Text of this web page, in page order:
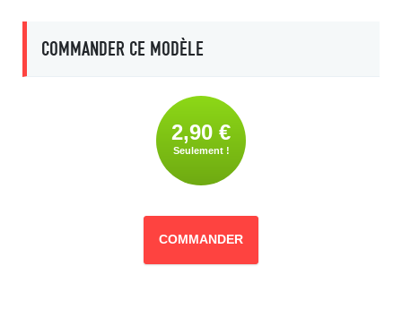
COMMANDER CE MODÈLE
2,90 €
Seulement !
COMMANDER